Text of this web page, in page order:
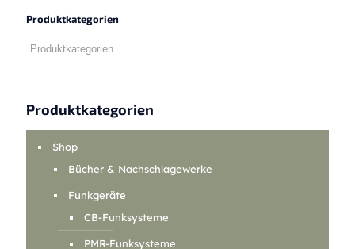
Produktkategorien
Produktkategorien
Shop
Bücher & Nachschlagewerke
Funkgeräte
CB-Funksysteme
PMR-Funksysteme